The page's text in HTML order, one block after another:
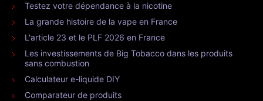
Testez votre dépendance à la nicotine
La grande histoire de la vape en France
L'article 23 et le PLF 2026 en France
Les investissements de Big Tobacco dans les produits
sans combustion
Calculateur e-liquide DIY
Comparateur de produits